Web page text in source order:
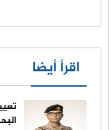
اقرأ أيضا